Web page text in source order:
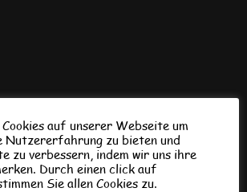
auf unserer Webseite um
Nutzererfahrung zu bieten und
zu verbessern, indem wir uns ihre
Durch einen click auf
Sie allen Cookies zu.